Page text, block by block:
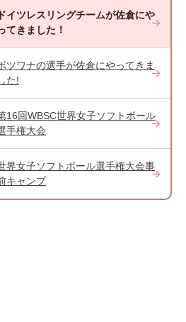
ドイツレスリングチームが佐倉にや
てきました！
ツワナの選手が佐倉にやってきま
た!
16回WBSC世界女子ソフトボール
手権大会
界女子ソフトボール選手権大会事
キャンプ